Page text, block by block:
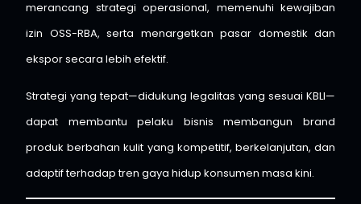
merancang strategi operasional, memenuhi kewajiban
izin OSS-RBA, serta menargetkan pasar domestik dan
ekspor secara lebih efektif.
Strategi yang tepat—didukung legalitas yang sesuai KBLI—
dapat membantu pelaku bisnis membangun brand
produk berbahan kulit yang kompetitif, berkelanjutan, dan
adaptif terhadap tren gaya hidup konsumen masa kini.